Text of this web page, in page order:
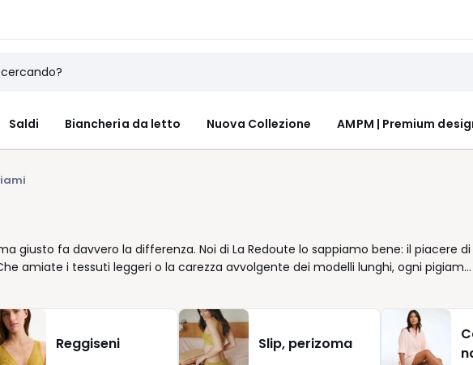
Saldi Biancheria da letto Nuova Collezione AMPM | Premium
giusto fa davvero la differenza. Noi di La Redoute lo sappiamo bene: il piacere di
amiate i tessuti leggeri o la carezza avvolgente dei modelli lunghi, ogni pigiama
accompagnarvi nei vostri momenti di puro relax. Lasciatevi guidare dalle vostre
lo stile, noi ci occupiamo del resto. I dettagli fanno la differenza: una manica che
deciso come il rosa, tutto contribuisce a creare un piccolo rituale quotidiano
concedersi prodotti curati, pensati per adattarsi alla vostra routine senza
Reggiseni Slip, perizoma